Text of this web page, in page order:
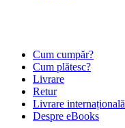
Cum cumpăr?
Cum plătesc?
Livrare
Retur
Livrare internațională
Despre eBooks